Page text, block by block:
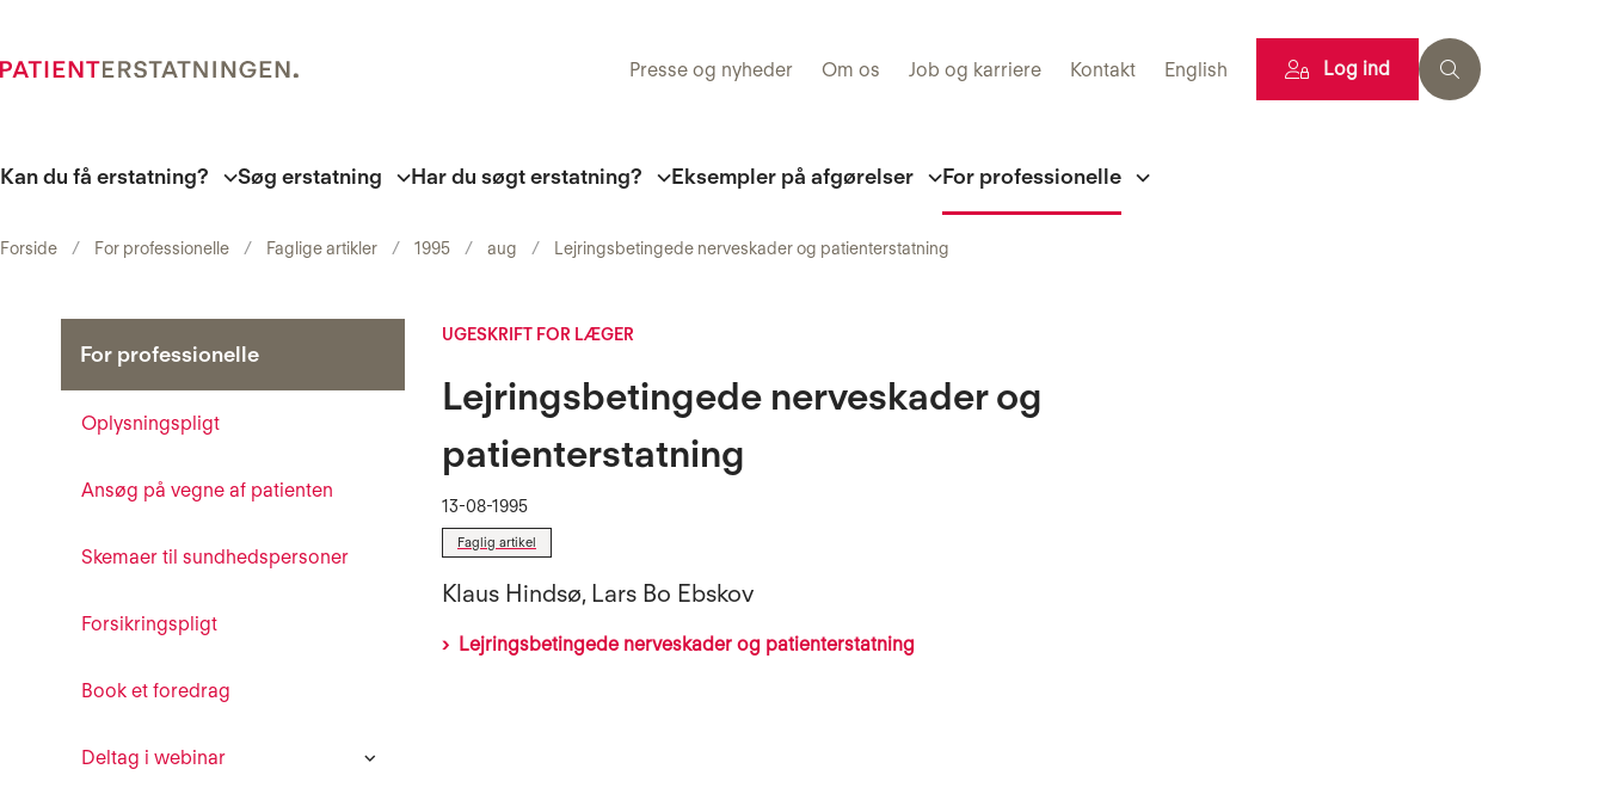
Presse og nyheder Om os Job og karriere Kontakt English Log ind
Kan du få erstatning? Søg erstatning Har du søgt erstatning? Eksempler på afgørelser For professionelle
Forside For professionelle Faglige artikler 1995 aug Lejringsbetingede nerveskader og patienterstatning
For professionelle
Oplysningspligt
Ansøg på vegne af patienten
Skemaer til sundhedspersoner
Forsikringspligt
Book et foredrag
Deltag i webinar
UGESKRIFT FOR LÆGER
Lejringsbetingede nerveskader og
patienterstatning
13-08-1995
Faglig artikel
Klaus Hindsø, Lars Bo Ebskov
Lejringsbetingede nerveskader og patienterstatning